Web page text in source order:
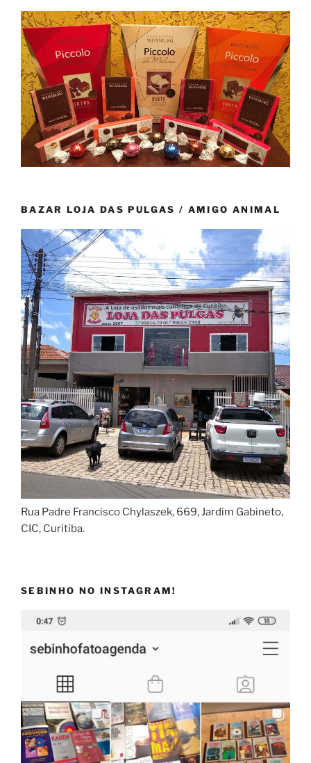
BAZAR LOJA DAS PULGAS / AMIGO ANIMAL
Rua Padre Francisco Chylaszek, 669, Jardim Gabineto,
CIC, Curitiba.
SEBINHO NO INSTAGRAM!